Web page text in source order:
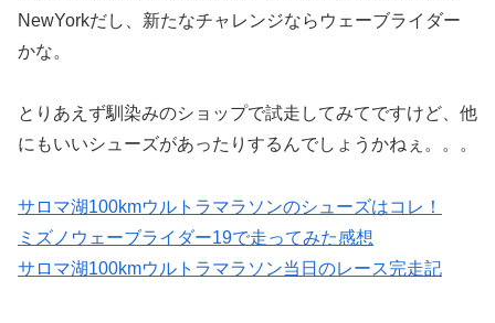
NewYorkだし、新たなチャレンジならウェーブライダー
かな。
とりあえず馴染みのショップで試走してみてですけど、他
にもいいシューズがあったりするんでしょうかねぇ。。。
サロマ湖100kmウルトラマラソンのシューズはコレ！
ミズノウェーブライダー19で走ってみた感想
サロマ湖100kmウルトラマラソン当日のレース完走記